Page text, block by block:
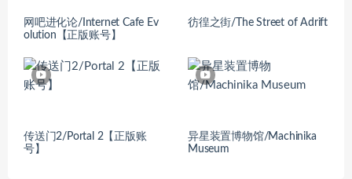
网吧进化论/Internet Cafe Ev
olution【正版账号】
彷徨之街/The Street of Adrift
传送门2/Portal 2【正版账
号】
异星装置博物馆/Machinika
Museum